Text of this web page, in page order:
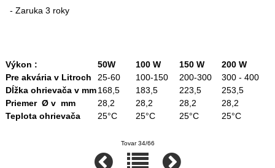
- Zaruka 3 roky
Výkon : 50W 100 W 150 W
200 W
Pre akvária v Litroch
25-60 100-150 200-300
300 - 400
Dĺžka ohrievača v mm168,5 183,5 223,5
253,5
Priemer Ø v mm
28,2 28,2 28,2
28,2
Teplota ohrievača
25°C 25°C 25°C 25°C
Tovar 34/66